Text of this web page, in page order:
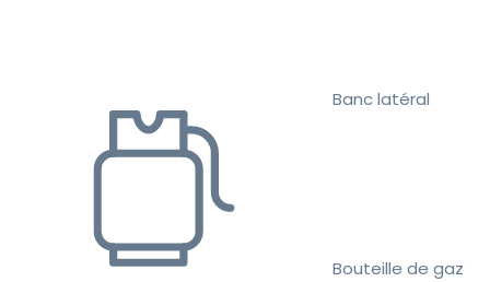
Banc latéral
Bouteille de gaz